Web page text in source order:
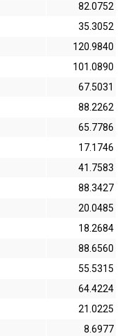
82.0752
35.3052
120.9840
101.0890
67.5031
88.2262
65.7786
17.1746
41.7583
88.3427
20.0485
18.2684
88.6560
55.5315
64.4224
21.0225
8.6977